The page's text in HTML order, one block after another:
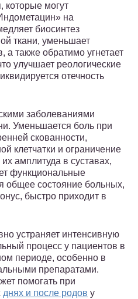
которые могут
на
биосинтез
ткани, уменьшает
а также обратимо угнетает
улучшает реологические
отечность
заболеваниями
Уменьшается боль при
скованности,
клетчатки и ограничение
амплитуда в суставах,
функциональные
общее состояние больных,
быстро приходит в
устраняет интенсивную
процесс у пациентов в
периоде, особенно в
препаратами.
помогать при
днях и после родов у